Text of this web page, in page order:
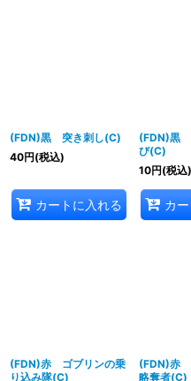
(FDN)黒 突き刺し(C)
40円(税込)
カートに入れる
(FDN)黒
び(C)
10円(税込)
カ
(FDN)赤 ゴブリンの乗
り込み隊(C)
(FDN)赤
略奪者(C)